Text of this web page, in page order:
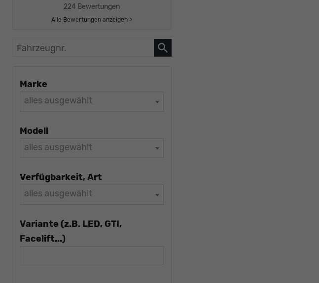
224 Bewertungen
Alle Bewertungen anzeigen >
Fahrzeugnr.
Marke
alles ausgewählt
Modell
alles ausgewählt
Verfügbarkeit, Art
alles ausgewählt
Variante (z.B. LED, GTI,
Facelift...)